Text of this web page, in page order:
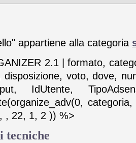
appartiene alla categoria
2.1 | formato,
disposizione, voto, dove,
IdUtente,
, 22, 1, 2 )) %>
tecniche